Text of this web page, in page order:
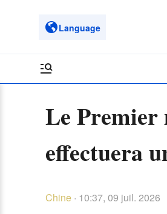
Language
Le Premier
effectuera
Chine· 10:37, 09 juil. 2026